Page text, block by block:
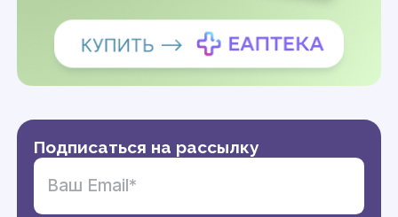
Подписаться на рассылку